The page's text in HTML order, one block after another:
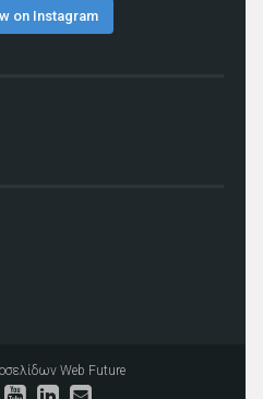
on Instagram
Web Future